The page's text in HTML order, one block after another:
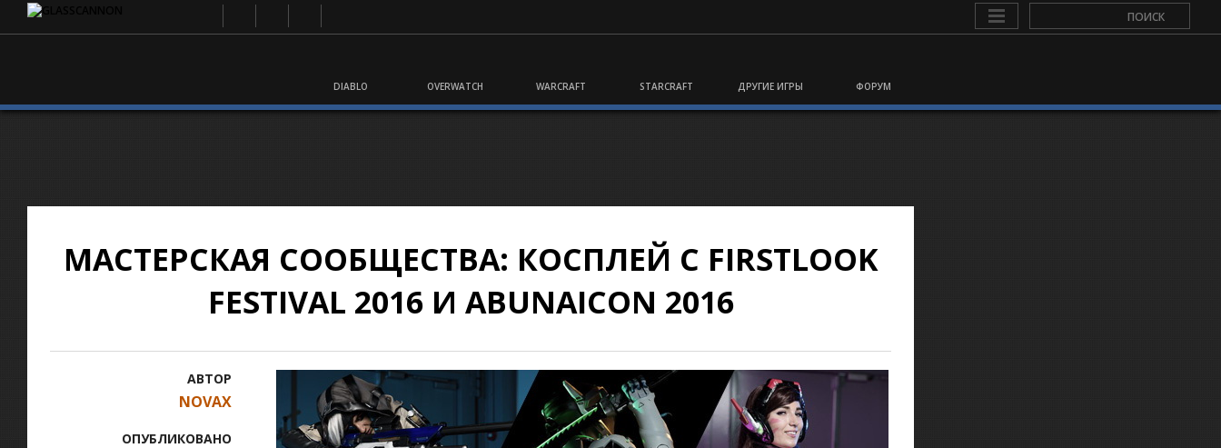
DIABLO OVERWATCH WARCRAFT STARCRAFT ДРУГИЕ ИГРЫ ФОРУМ
МАСТЕРСКАЯ СООБЩЕСТВА: КОСПЛЕЙ С FIRSTLOOK
FESTIVAL 2016 И ABUNAICON 2016
АВТОР
NOVAX
ОПУБЛИКОВАНО